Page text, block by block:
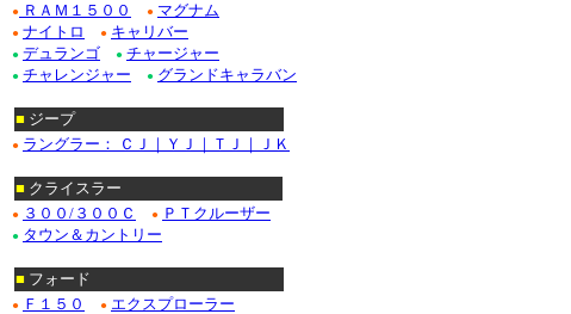
● ＲＡＭ１５００ ● マグナム
● ナイトロ ● キャリバー
● デュランゴ ● チャージャー
● チャレンジャー ● グランドキャラバン
■ ジープ
● ラングラー： ＣＪ｜ＹＪ｜ＴＪ｜ＪＫ
■ クライスラー
● ３００/３００Ｃ ● ＰＴクルーザー
● タウン＆カントリー
■ フォード
● Ｆ１５０ ● エクスプローラー